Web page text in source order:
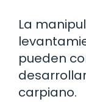
La
pueden
carpiano.